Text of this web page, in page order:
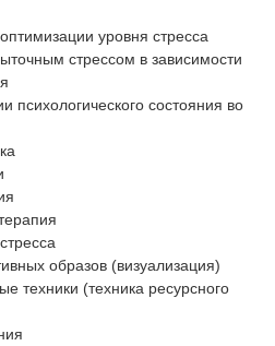
уровня стресса
стрессом в зависимости
психологического состояния во
образов (визуализация)
техники (техника ресурсного